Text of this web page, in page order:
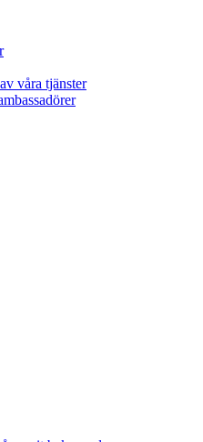
våra tjänster